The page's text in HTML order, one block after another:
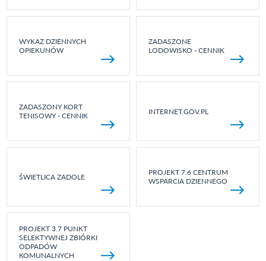
WYKAZ DZIENNYCH
OPIEKUNÓW
ZADASZONE
LODOWISKO - CENNIK
ZADASZONY KORT
TENISOWY - CENNIK
INTERNET.GOV.PL
ŚWIETLICA ZADOLE
PROJEKT 7.6 CENTRUM
WSPARCIA DZIENNEGO
PROJEKT 3.7 PUNKT
SELEKTYWNEJ ZBIÓRKI
ODPADÓW
KOMUNALNYCH